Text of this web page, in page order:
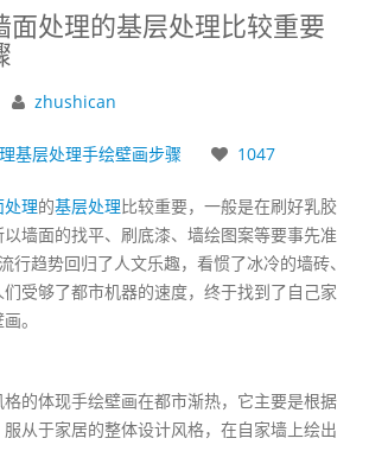
面处理的基层处理比较重要
zhushican
基层处理手绘壁画步骤 1047
处理的基层处理比较重要，一般是在刷好乳胶
以墙面的找平、刷底漆、墙绘图案等要事先准
行趋势回归了人文乐趣，看惯了冰冷的墙砖、
受够了都市机器的速度，终于找到了自己家
画。
的体现手绘壁画在都市渐热，它主要是根据
从于家居的整体设计风格，在自家墙上绘出